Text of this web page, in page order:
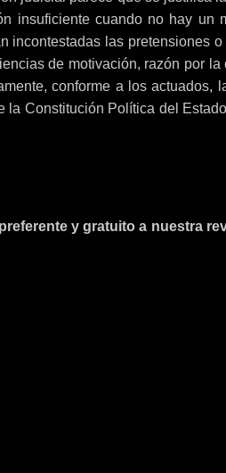
insuficiente cuando no hay un
incontestadas las pretensiones o
de motivación, razón por la
conforme a los actuados,
Constitución Política del
y gratuito a nuestra